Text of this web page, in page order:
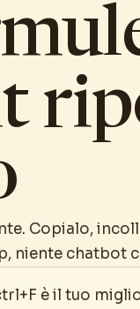
Copialo,
niente chatbot
è il tuo